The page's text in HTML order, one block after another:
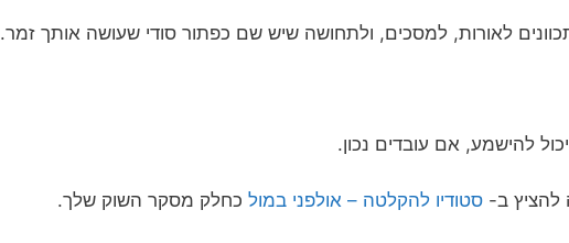
לאורות, למסכים, ולתחושה שיש שם כפתור סודי שעושה אותך זמר.
להישמע, אם עובדים נכון.
להציץ ב- סטודיו להקלטה – אולפני במול כחלק מסקר השוק שלך.